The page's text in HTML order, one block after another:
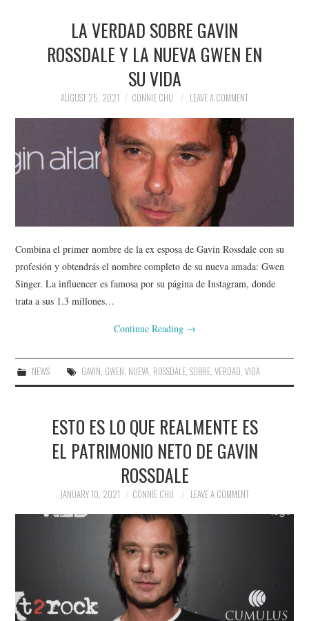
POLITICS
SOCIETY
TECHNOLOGY
LA VERDAD SOBRE GAVIN
ROSSDALE Y LA NUEVA GWEN EN
SU VIDA
AUGUST 25, 2021 CONNIE CHU LEAVE A COMMENT
Combina el primer nombre de la ex esposa de Gavin Rossdale con su
profesión y obtendrás el nombre completo de su nueva amada: Gwen
Singer. La influencer es famosa por su página de Instagram, donde
trata a sus 1.3 millones…
Continue Reading →
NEWS GAVIN, GWEN, NUEVA, ROSSDALE, SOBRE, VERDAD, VIDA
ESTO ES LO QUE REALMENTE ES
EL PATRIMONIO NETO DE GAVIN
ROSSDALE
JANUARY 10, 2021 CONNIE CHU LEAVE A COMMENT